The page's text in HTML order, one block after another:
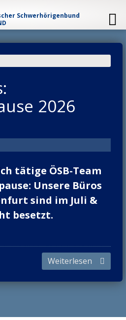
Schwerhörigenbund
Barrierefreiheit
2026
tätige ÖSB-Team
Unsere Büros
sind im Juli &
besetzt.
Weiterlesen